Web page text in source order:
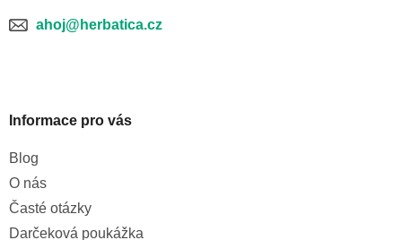
ahoj@herbatica.cz
Informace pro vás
Blog
O nás
Časté otázky
Darčeková poukážka